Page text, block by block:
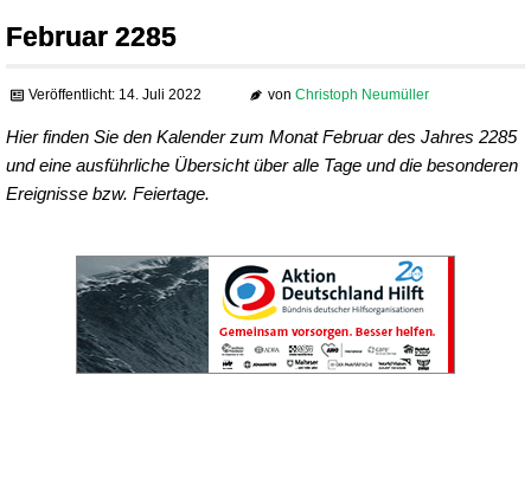
Februar 2285
Veröffentlicht: 14. Juli 2022 von Christoph Neumüller
Hier finden Sie den Kalender zum Monat Februar des Jahres 2285
und eine ausführliche Übersicht über alle Tage und die besonderen
Ereignisse bzw. Feiertage.